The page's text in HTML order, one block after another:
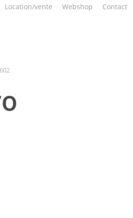
Location/vente Webshop Contact